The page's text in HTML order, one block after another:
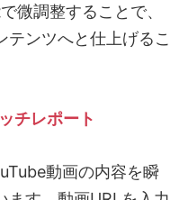
微調整することで、
テンツへと仕上げるこ
チレポート
動画の内容を瞬